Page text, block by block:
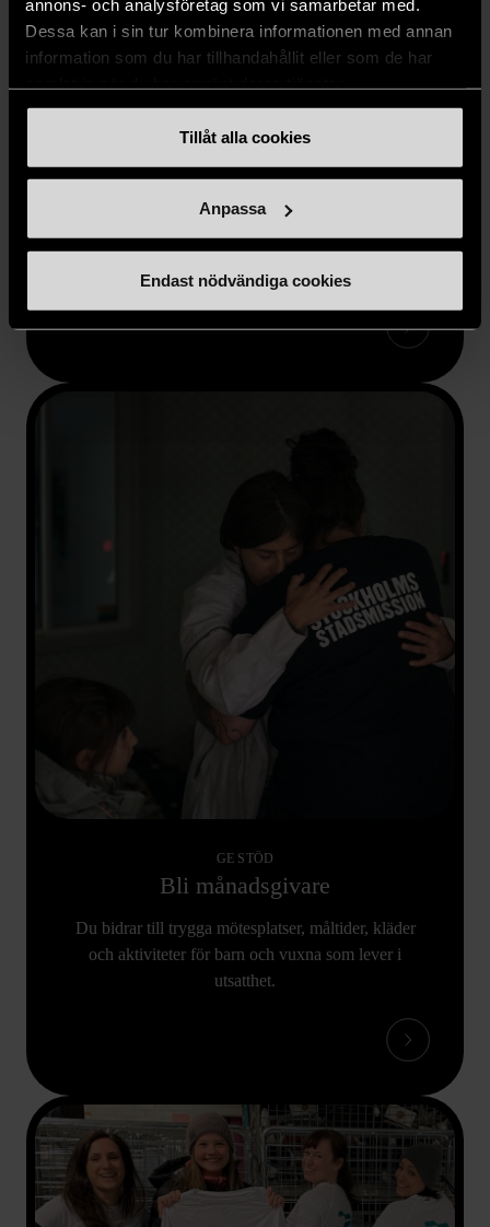
annons- och analysföretag som vi samarbetar med.
Dessa kan i sin tur kombinera informationen med annan
information som du har tillhandahållit eller som de har
Tillåt alla cookies
Anpassa
Endast nödvändiga cookies
Ge en gåva
GE STÖD
Bli månadsgivare
Du bidrar till trygga mötesplatser, måltider, kläder
och aktiviteter för barn och vuxna som lever i
utsatthet.